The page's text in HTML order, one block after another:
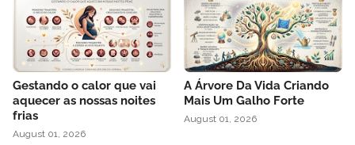
Gestando o calor que vai
aquecer as nossas noites
frias
August 01, 2026
A Árvore Da Vida Criando
Mais Um Galho Forte
August 01, 2026